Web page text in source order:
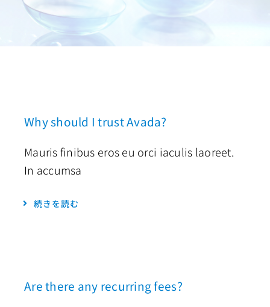
処方箋の必要
アクセス
Why should I trust Avada?
Mauris finibus eros eu orci iaculis laoreet.
In accumsa
続きを読む
Are there any recurring fees?